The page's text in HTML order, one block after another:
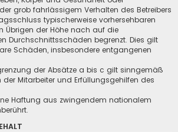
grob fahrlässigem Verhalten des Betreibers
typischerweise vorhersehbaren
Übrigen der Höhe nach auf die
Durchschnittsschäden begrenzt. Dies gilt
Schäden, insbesondere entgangenen
der Absätze a bis c gilt sinngemäß
Mitarbeiter und Erfüllungsgehilfen des
Haftung aus zwingendem nationalem